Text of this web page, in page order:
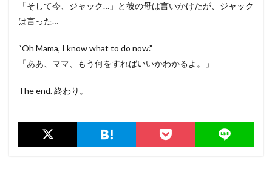
「そして今、ジャック…」と彼の母は言いかけたが、ジャック
は言った…
“Oh Mama, I know what to do now.”
「ああ、ママ、もう何をすればいいかわかるよ。」
The end. 終わり。